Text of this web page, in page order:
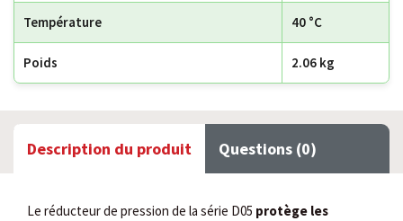
Température 40 °C
Poids 2.06 kg
Description du produit Questions (0)
Le réducteur de pression de la série D05 protège les